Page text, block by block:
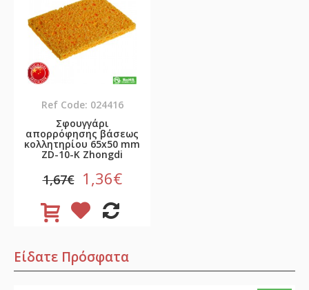
Ref Code: 024416
Σφουγγάρι
απορρόφησης βάσεως
κολλητηρίου 65x50 mm
ZD-10-K Zhongdi
1,67€ 1,36€
Είδατε Πρόσφατα